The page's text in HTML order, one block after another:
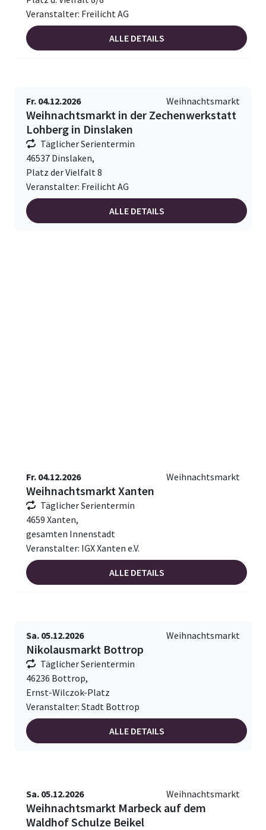
Veranstalter: Freilicht AG
ALLE DETAILS
Fr. 04.12.2026 Weihnachtsmarkt
Weihnachtsmarkt in der Zechenwerkstatt
Lohberg in Dinslaken
Täglicher Serientermin
46537 Dinslaken,
Platz der Vielfalt 8
Veranstalter: Freilicht AG
ALLE DETAILS
Fr. 04.12.2026 Weihnachtsmarkt
Weihnachtsmarkt Xanten
Täglicher Serientermin
4659 Xanten,
gesamten Innenstadt
Veranstalter: IGX Xanten e.V.
ALLE DETAILS
Sa. 05.12.2026 Weihnachtsmarkt
Nikolausmarkt Bottrop
Täglicher Serientermin
46236 Bottrop,
Ernst-Wilczok-Platz
Veranstalter: Stadt Bottrop
ALLE DETAILS
Sa. 05.12.2026 Weihnachtsmarkt
Weihnachtsmarkt Marbeck auf dem
Waldhof Schulze Beikel